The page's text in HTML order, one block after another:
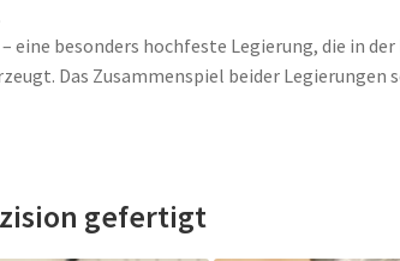
besonders hochfeste Legierung, die in
Das Zusammenspiel beider
gefertigt